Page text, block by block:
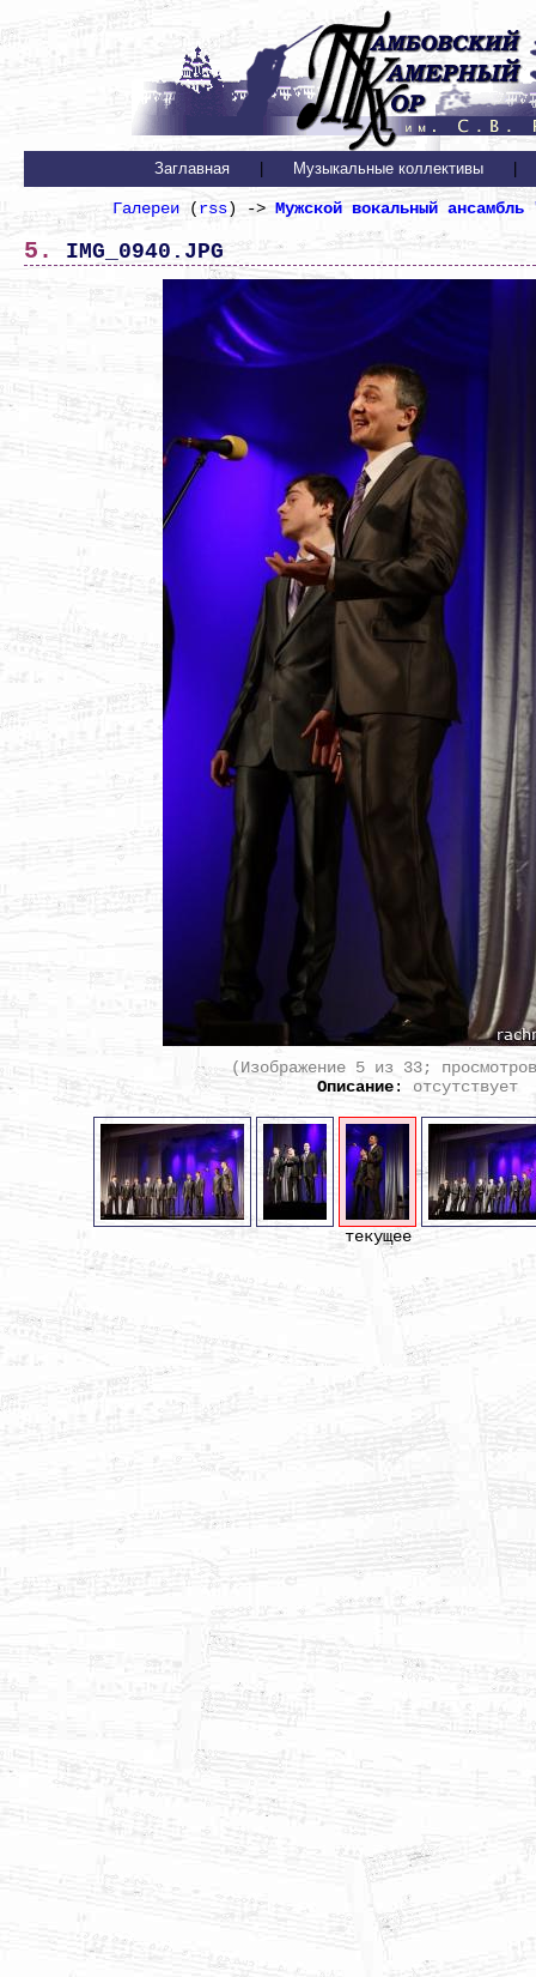
Заглавная Музыкальные коллективы
Галереи (rss) -> Мужской вокальный
5. IMG_0940.JPG
(Изображение 5 из 33;
Описание: отсутствует
текущее